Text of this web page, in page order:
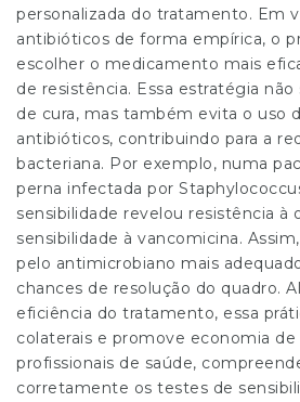
personalizada do tratamento. Em
antibióticos de forma empírica, o
escolher o medicamento mais
de resistência. Essa estratégia
de cura, mas também evita o uso
antibióticos, contribuindo para a
bacteriana. Por exemplo, numa
perna infectada por
sensibilidade revelou resistência à
sensibilidade à vancomicina.
pelo antimicrobiano mais
chances de resolução do quadro.
eficiência do tratamento, essa
colaterais e promove economia de
profissionais de saúde,
corretamente os testes de